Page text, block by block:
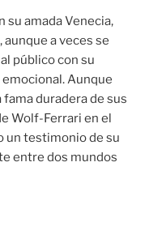
su amada Venecia,
a veces se
público con su
Aunque
fama duradera de sus
Wolf-Ferrari en el
un testimonio de su
entre dos mundos